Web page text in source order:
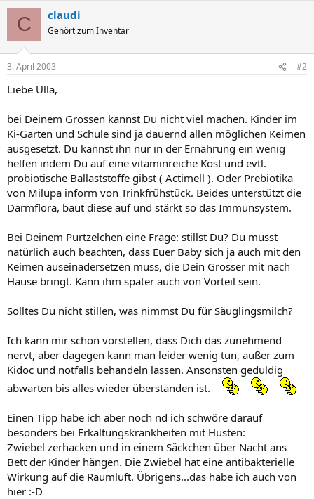
C claudi
Gehört zum Inventar
3. April 2003 #2
Liebe Ulla,
bei Deinem Grossen kannst Du nicht viel machen. Kinder im
Ki-Garten und Schule sind ja dauernd allen möglichen Keimen
ausgesetzt. Du kannst ihn nur in der Ernährung ein wenig
helfen indem Du auf eine vitaminreiche Kost und evtl.
probiotische Ballaststoffe gibst ( Actimell ). Oder Prebiotika
von Milupa inform von Trinkfrühstück. Beides unterstützt die
Darmflora, baut diese auf und stärkt so das Immunsystem.
Bei Deinem Purtzelchen eine Frage: stillst Du? Du musst
natürlich auch beachten, dass Euer Baby sich ja auch mit den
Keimen auseinadersetzen muss, die Dein Grosser mit nach
Hause bringt. Kann ihm später auch von Vorteil sein.
Solltes Du nicht stillen, was nimmst Du für Säuglingsmilch?
Ich kann mir schon vorstellen, dass Dich das zunehmend
nervt, aber dagegen kann man leider wenig tun, außer zum
Kidoc und notfalls behandeln lassen. Ansonsten geduldig
abwarten bis alles wieder überstanden ist.
Einen Tipp habe ich aber noch nd ich schwöre darauf
besonders bei Erkältungskrankheiten mit Husten:
Zwiebel zerhacken und in einem Säckchen über Nacht ans
Bett der Kinder hängen. Die Zwiebel hat eine antibakterielle
Wirkung auf die Raumluft. Übrigens...das habe ich auch von
hier :-D